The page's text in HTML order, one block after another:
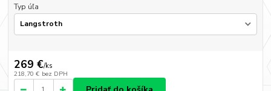
Typ úľa
269 €/ks
218,70 € bez DPH